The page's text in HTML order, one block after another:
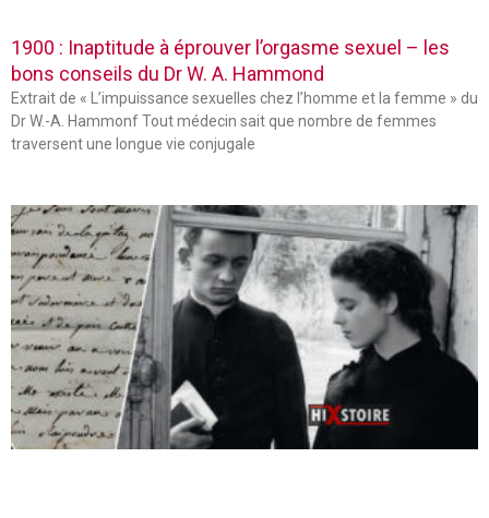
1900 : Inaptitude à éprouver l’orgasme sexuel – les
bons conseils du Dr W. A. Hammond
Extrait de « L’impuissance sexuelles chez l’homme et la femme » du
Dr W.-A. Hammonf Tout médecin sait que nombre de femmes
traversent une longue vie conjugale